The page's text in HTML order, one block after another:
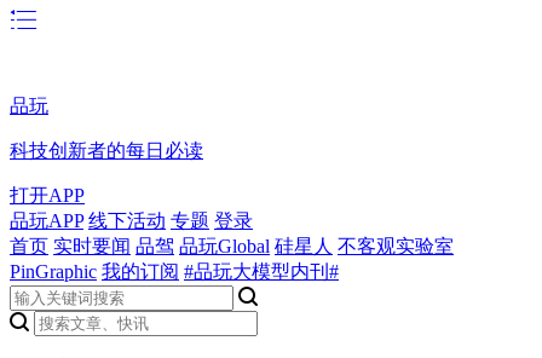
品玩
科技创新者的每日必读
打开APP
品玩APP 线下活动 专题 登录
首页 实时要闻 品驾 品玩Global 硅星人 不客观实验室
PinGraphic 我的订阅 #品玩大模型内刊#